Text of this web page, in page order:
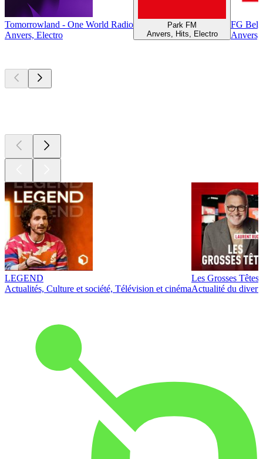
Tomorrowland - One World Radio
Anvers, Electro
Park FM
Anvers, Hits, Electro
FG
Anvers,
LEGEND
Actualités, Culture et société, Télévision et cinéma
Les Grosses Têtes
Actualité du